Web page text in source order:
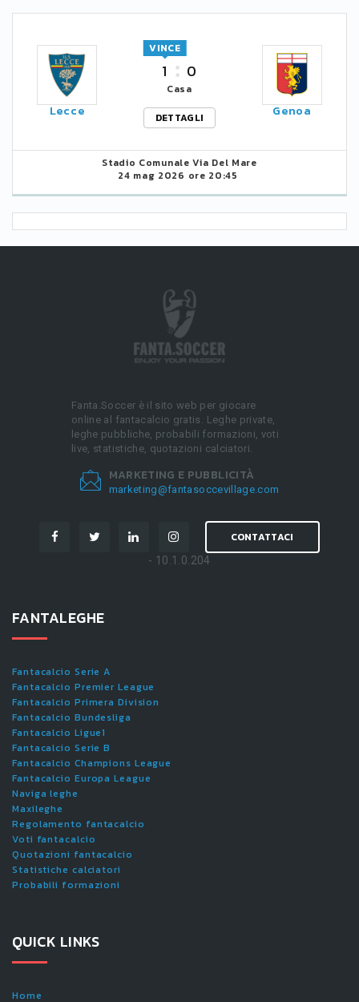
Lecce
1
VINCE
0
Casa
DETTAGLI
Genoa
Stadio Comunale Via Del Mare
24 mag 2026 ore 20:45
Fanta.Soccer è il sito web per giocare
online al fantacalcio gratis. Leghe private,
leghe pubbliche, probabili formazioni, voti
live, statistiche, quotazioni calciatori.
MARKETING E PUBBLICITÀ
marketing@fantasoccevillage.com
CONTATTACI
- 10.1.0.204
FANTALEGHE
Fantacalcio Serie A
Fantacalcio Premier League
Fantacalcio Primera Division
Fantacalcio Bundesliga
Fantacalcio Ligue1
Fantacalcio Serie B
Fantacalcio Champions League
Fantacalcio Europa League
Naviga leghe
Maxileghe
Regolamento fantacalcio
Voti fantacalcio
Quotazioni fantacalcio
Statistiche calciatori
Probabili formazioni
QUICK LINKS
Home